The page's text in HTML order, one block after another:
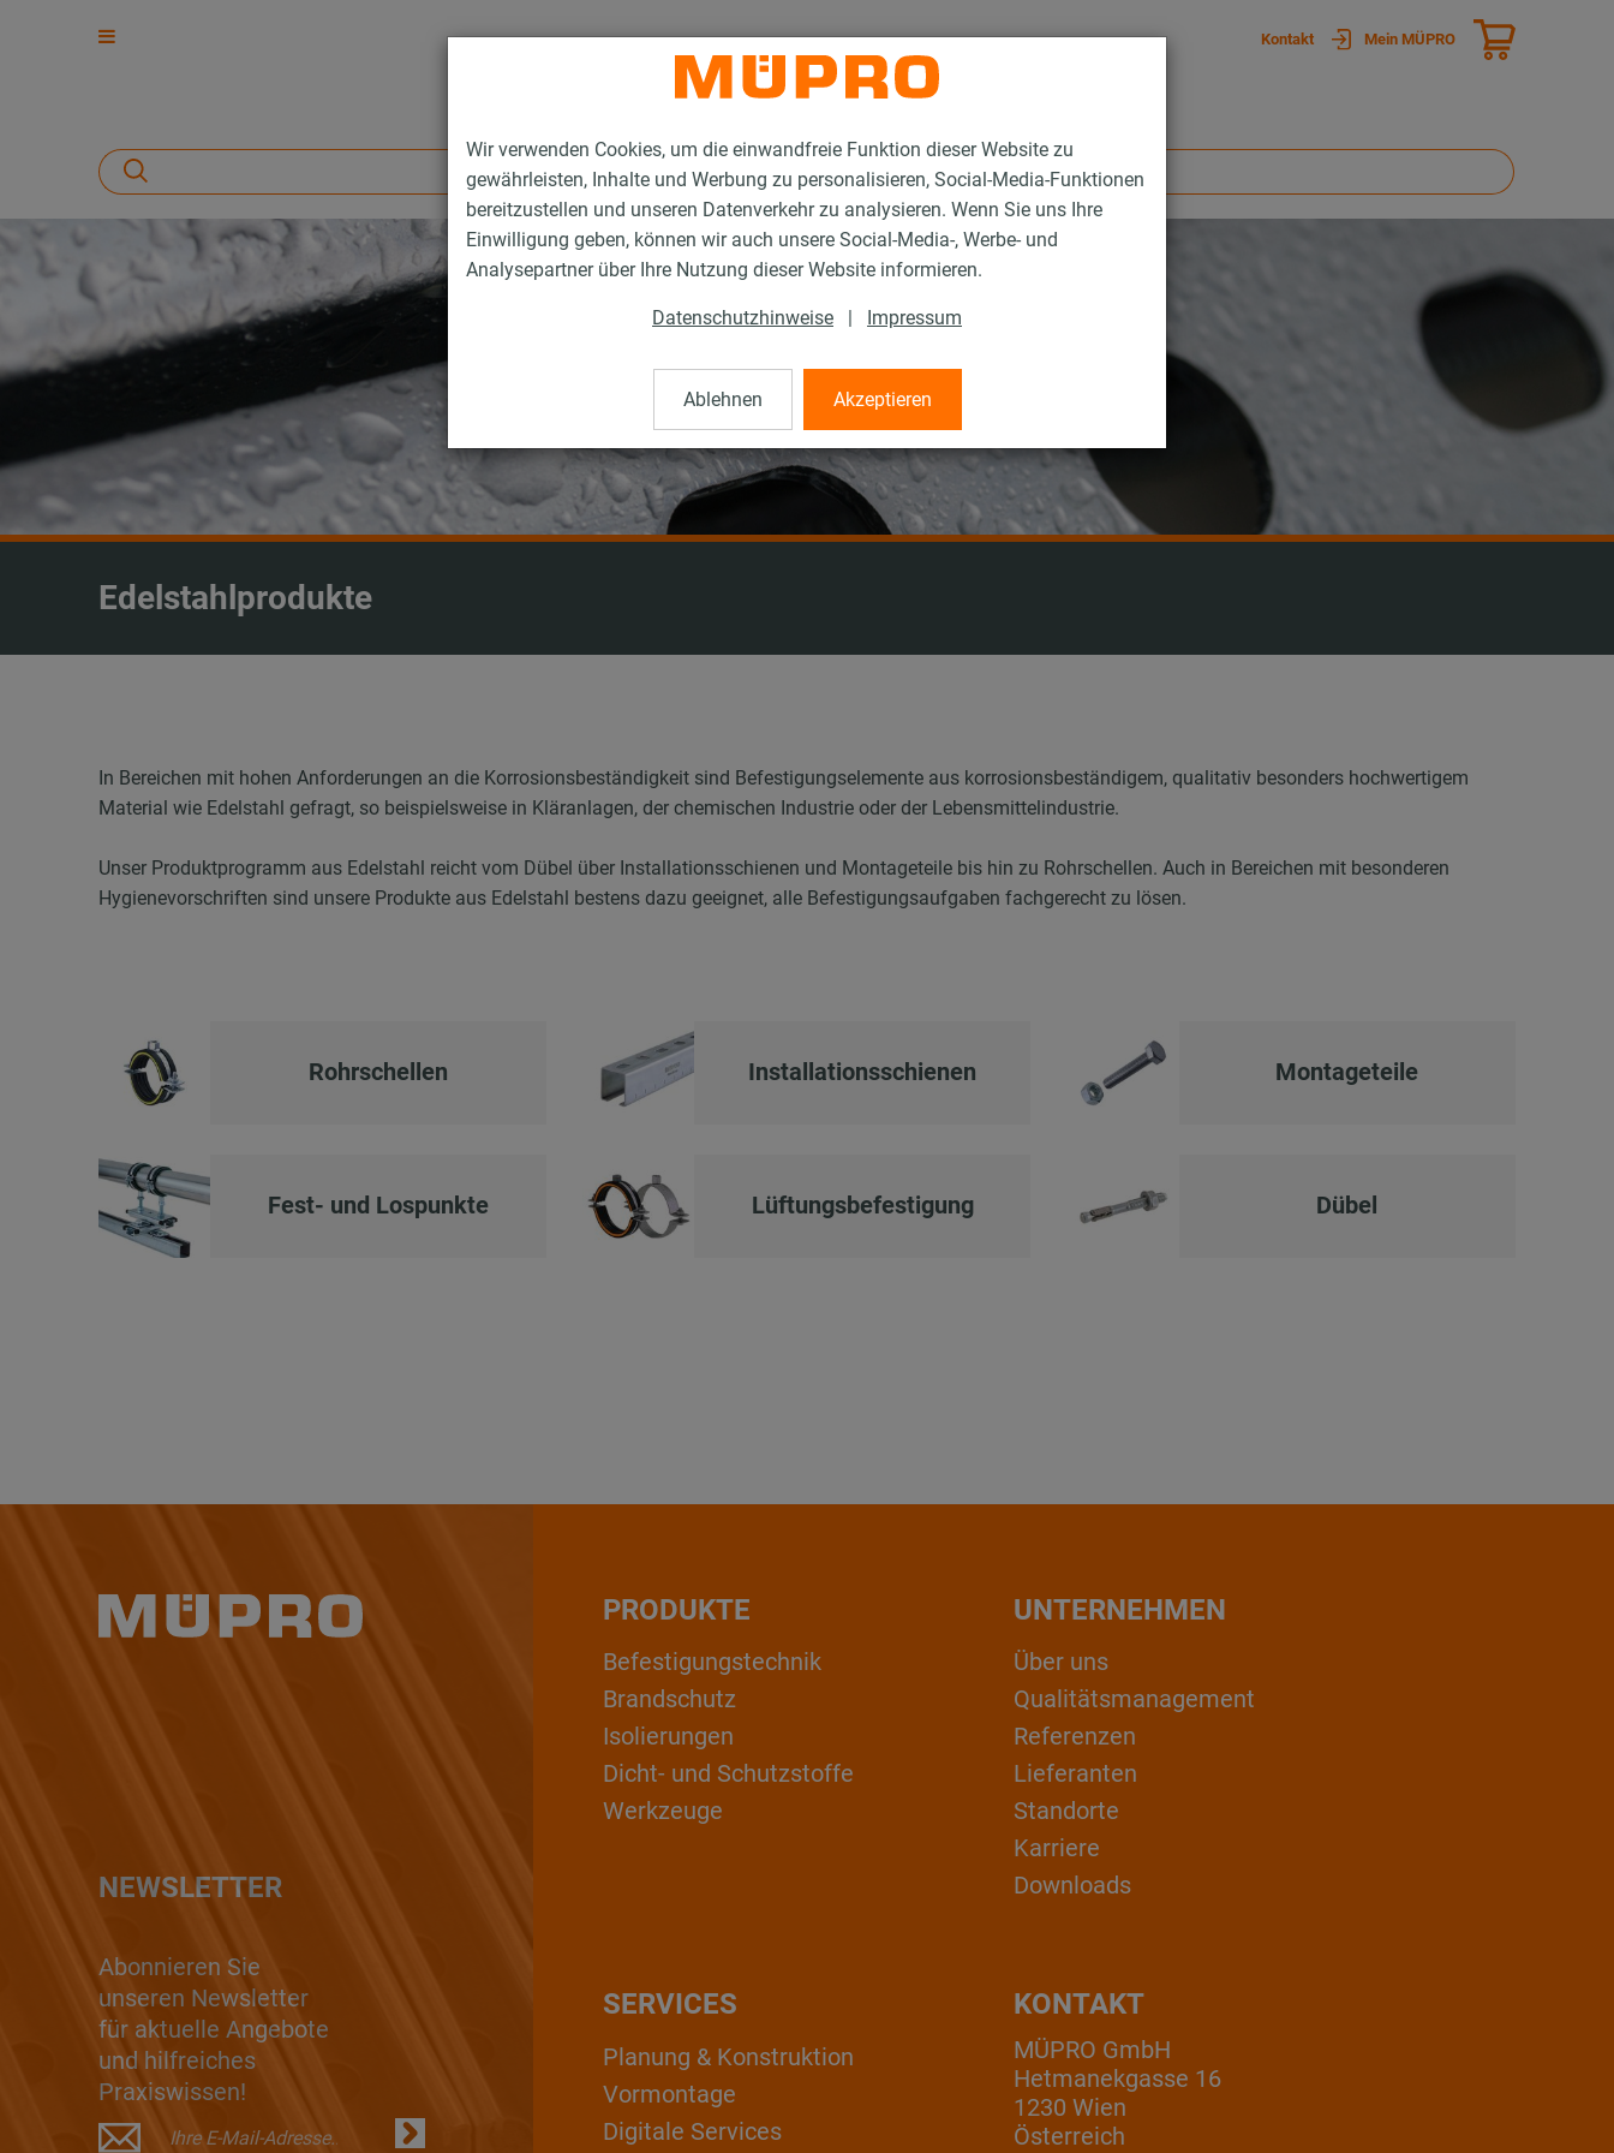
Wir verwenden Cookies, um die einwandfreie Funktion dieser Website zu
gewährleisten, Inhalte und Werbung zu personalisieren, Social-Media-Funktionen
bereitzustellen und unseren Datenverkehr zu analysieren. Wenn Sie uns Ihre
Einwilligung geben, können wir auch unsere Social-Media-, Werbe- und
Analysepartner über Ihre Nutzung dieser Website informieren.
Datenschutzhinweise | Impressum
Ablehnen Akzeptieren
Kontakt Mein MÜPRO
Edelstahlprodukte
In Bereichen mit hohen Anforderungen an die Korrosionsbeständigkeit sind Befestigungselemente aus korrosionsbeständigem, qualitativ besonders hochwertigem
Material wie Edelstahl gefragt, so beispielsweise in Kläranlagen, der chemischen Industrie oder der Lebensmittelindustrie.
Unser Produktprogramm aus Edelstahl reicht vom Dübel über Installationsschienen und Montageteile bis hin zu Rohrschellen. Auch in Bereichen mit besonderen
Hygienevorschriften sind unsere Produkte aus Edelstahl bestens dazu geeignet, alle Befestigungsaufgaben fachgerecht zu lösen.
Rohrschellen Installationsschienen Montageteile
Fest- und Lospunkte Lüftungsbefestigung Dübel
NEWSLETTER
Abonnieren Sie
unseren Newsletter
für aktuelle Angebote
und hilfreiches
Praxiswissen!
PRODUKTE
Befestigungstechnik
Brandschutz
Isolierungen
Dicht- und Schutzstoffe
Werkzeuge
UNTERNEHMEN
Über uns
Qualitätsmanagement
Referenzen
Lieferanten
Standorte
Karriere
Downloads
KONTAKT
MÜPRO GmbH
Hetmanekgasse 16
1230 Wien
Österreich
SERVICES
Planung & Konstruktion
Vormontage
Digitale Services